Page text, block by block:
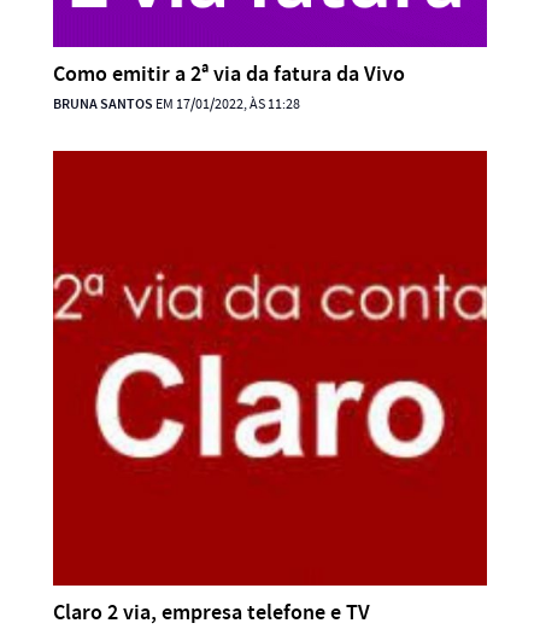
Como emitir a 2ª via da fatura da Vivo
BRUNA SANTOS EM 17/01/2022, ÀS 11:28
Claro 2 via, empresa telefone e TV